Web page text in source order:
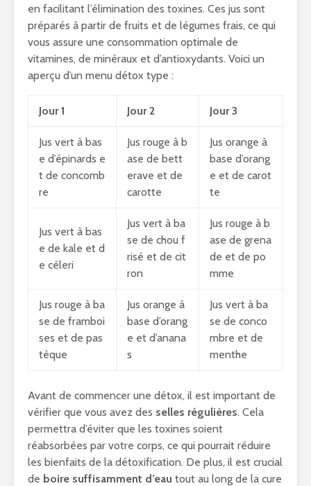
en facilitant l’élimination des toxines. Ces jus sont
préparés à partir de fruits et de légumes frais, ce qui
vous assure une consommation optimale de
vitamines, de minéraux et d’antioxydants. Voici un
aperçu d’un menu détox type :
Jour 1 Jour 2 Jour 3
Jus vert à bas
e d’épinards e
t de concomb
re
Jus rouge à b
ase de bett
erave et de
carotte
Jus orange à
base d’orang
e et de carot
te
Jus vert à bas
e de kale et d
e céleri
Jus vert à ba
se de chou f
risé et de cit
ron
Jus rouge à b
ase de grena
de et de po
mme
Jus rouge à ba
se de framboi
ses et de pas
tèque
Jus orange à
base d’orang
e et d’anana
s
Jus vert à ba
se de conco
mbre et de
menthe
Avant de commencer une détox, il est important de
vérifier que vous avez des selles régulières. Cela
permettra d’éviter que les toxines soient
réabsorbées par votre corps, ce qui pourrait réduire
les bienfaits de la détoxification. De plus, il est crucial
de boire suffisamment d’eau tout au long de la cure